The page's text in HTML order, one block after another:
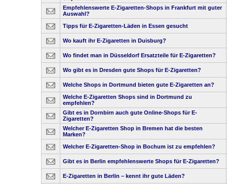
Empfehlenswerte E-Zigaretten-Shops in Frankfurt mit guter
Auswahl?
Tipps für E-Zigaretten-Läden in Essen gesucht
Wo kauft ihr E-Zigaretten in Duisburg?
Wo findet man in Düsseldorf Ersatzteile für E-Zigaretten?
Wo gibt es in Dresden gute Shops für E-Zigaretten?
Welche Shops in Dortmund bieten gute E-Zigaretten an?
Welche E-Zigaretten Shops sind in Dortmund zu
empfehlen?
Gibt es in Dornbirn auch gute Online-Shops für E-
Zigaretten?
Welcher E-Zigaretten Shop in Bremen hat die besten
Marken?
Welcher E-Zigaretten-Shop in Bochum ist zu empfehlen?
Gibt es in Berlin empfehlenswerte Shops für E-Zigaretten?
E-Zigaretten in Berlin – kennt ihr gute Läden?